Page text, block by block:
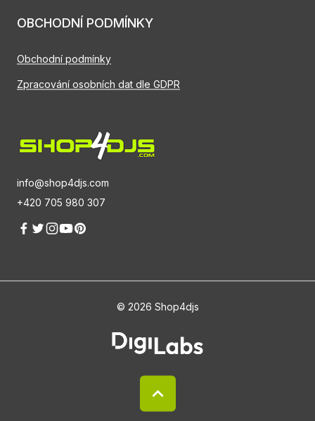
info@shop4djs.com
+420 705 980 307
OBCHODNÍ PODMÍNKY
Obchodní podmínky
Zpracování osobních dat dle GDPR
© 2026 Shop4djs